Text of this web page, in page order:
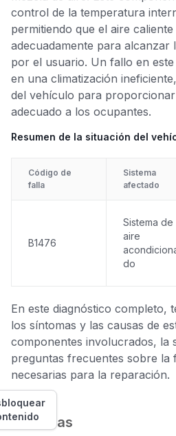
control de la temperatura
permitiendo que el aire
adecuadamente para alcanzar
por el usuario. Un fallo en
en una climatización
del vehículo para
adecuado a los ocupantes.
Resumen de la situación del
Código de
falla
Sistema
afectado
B1476
Sistema de
aire
do
En este diagnóstico completo,
los síntomas y las causas de
componentes involucrados, la
preguntas frecuentes sobre la
necesarias para la reparación.
Síntomas